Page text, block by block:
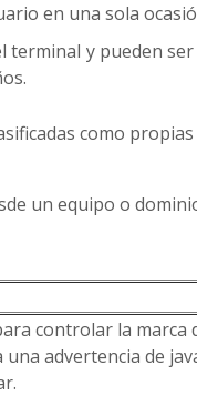
en una sola
terminal y pueden
como
un equipo o
controlar la marca
una advertencia de